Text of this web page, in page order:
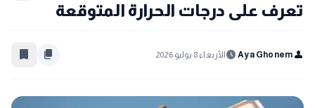
تعرف على درجات الحرارة المتوقعة
person
Aya Ghonem
schedule الأربعاء 8 يوليو 2026 content_copy
bookmark_border